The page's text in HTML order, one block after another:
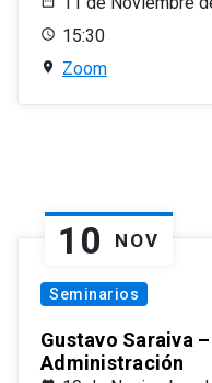
15:30
Zoom
10 NOV
Seminarios
Gustavo Saraiva
Administración